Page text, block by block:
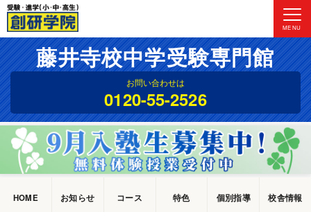
MENU
藤井寺校中学受験専門館
お問い合わせは
0120-55-2526
HOME お知らせ コース 特色 個別指導 校舎情報